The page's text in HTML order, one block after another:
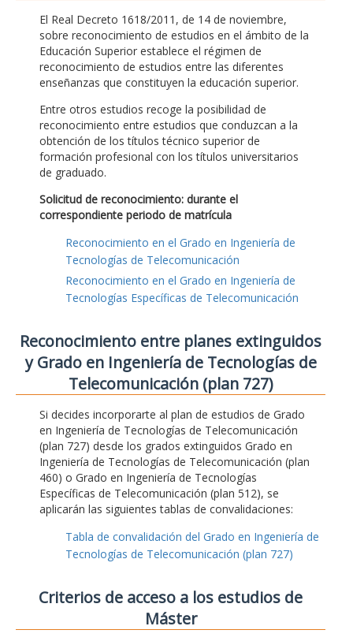
El Real Decreto 1618/2011, de 14 de noviembre,
sobre reconocimiento de estudios en el ámbito de la
Educación Superior establece el régimen de
reconocimiento de estudios entre las diferentes
enseñanzas que constituyen la educación superior.
Entre otros estudios recoge la posibilidad de
reconocimiento entre estudios que conduzcan a la
obtención de los títulos técnico superior de
formación profesional con los títulos universitarios
de graduado.
Solicitud de reconocimiento: durante el
correspondiente periodo de matrícula
Reconocimiento en el Grado en Ingeniería de
Tecnologías de Telecomunicación
Reconocimiento en el Grado en Ingeniería de
Tecnologías Específicas de Telecomunicación
Reconocimiento entre planes extinguidos
y Grado en Ingeniería de Tecnologías de
Telecomunicación (plan 727)
Si decides incorporarte al plan de estudios de Grado
en Ingeniería de Tecnologías de Telecomunicación
(plan 727) desde los grados extinguidos Grado en
Ingeniería de Tecnologías de Telecomunicación (plan
460) o Grado en Ingeniería de Tecnologías
Específicas de Telecomunicación (plan 512), se
aplicarán las siguientes tablas de convalidaciones:
Tabla de convalidación del Grado en Ingeniería de
Tecnologías de Telecomunicación (plan 727)
Criterios de acceso a los estudios de
Máster